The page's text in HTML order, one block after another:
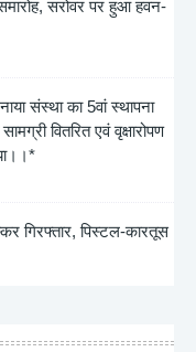
सरोवर पर हुआ हवन-
संस्था का 5वां स्थापना
वितरित एवं वृक्षारोपण
गिरफ्तार, पिस्टल-कारतूस